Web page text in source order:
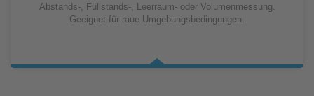
Abstands-, Füllstands-, Leerraum- oder Volumenmessung.
Geeignet für raue Umgebungsbedingungen.